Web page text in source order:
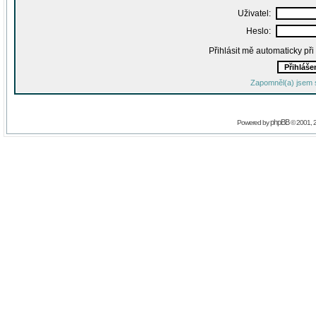
Uživatel:
Heslo:
Přihlásit mě automaticky
Zapomněl(a) jsem
Powered byphpBB© 2001,